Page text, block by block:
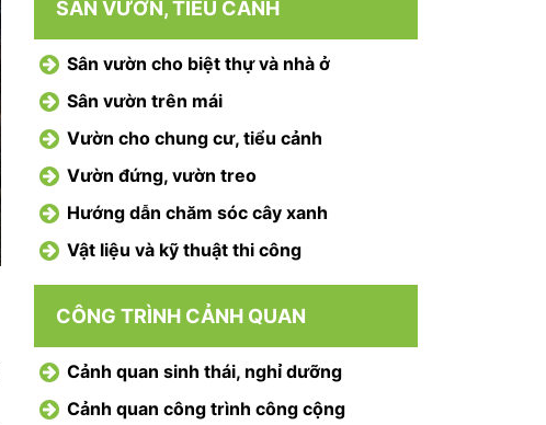
SÂN VƯỜN, TIỂU CẢNH
Sân vườn cho biệt thự và nhà ở
Sân vườn trên mái
Vườn cho chung cư, tiểu cảnh
Vườn đứng, vườn treo
Hướng dẫn chăm sóc cây xanh
Vật liệu và kỹ thuật thi công
CÔNG TRÌNH CẢNH QUAN
Cảnh quan sinh thái, nghỉ dưỡng
Cảnh quan công trình công cộng